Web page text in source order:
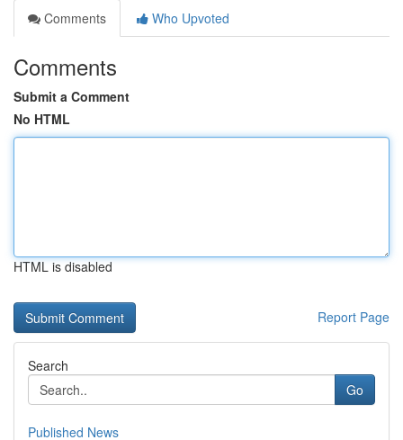
Comments
Who Upvoted
Comments
Submit a Comment
No HTML
HTML is disabled
Report Page
Search
Go
Published News